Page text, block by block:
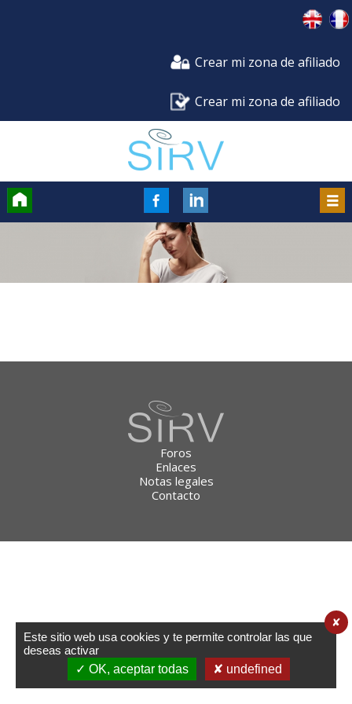
Este sitio web usa cookies y te permite controlar las que
deseas activar
✘
✓ OK, aceptar todas ✘ undefined
Crear mi zona de afiliado
Crear mi zona de afiliado
FaceBook
Foros
Enlaces
Notas legales
Contacto